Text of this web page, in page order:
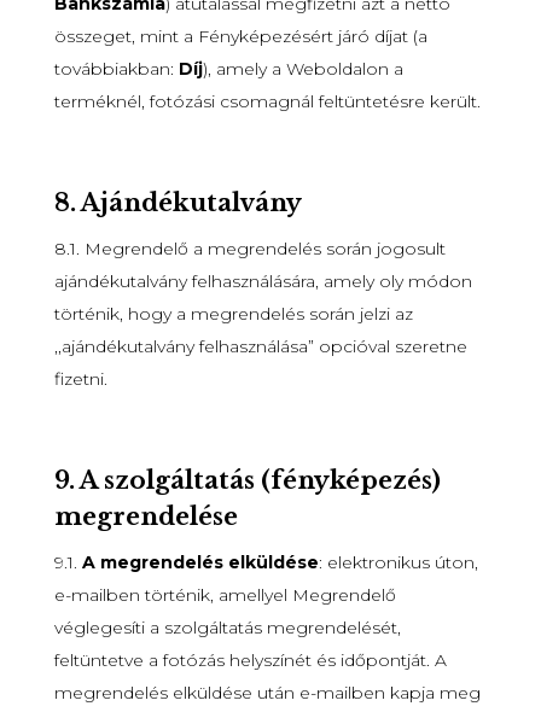
összeget, mint a Fényképezésért járó díjat (a
továbbiakban: Díj), amely a Weboldalon a
terméknél, fotózási csomagnál feltüntetésre került.
8.Ajándékutalvány
8.1. Megrendelő a megrendelés során jogosult
ajándékutalvány felhasználására, amely oly módon
történik, hogy a megrendelés során jelzi az
,,ajándékutalvány felhasználása” opcióval szeretne
fizetni.
9.A szolgáltatás (fényképezés)
megrendelése
9.1. A megrendelés elküldése: elektronikus úton,
e-mailben történik, amellyel Megrendelő
véglegesíti a szolgáltatás megrendelését,
feltüntetve a fotózás helyszínét és időpontját. A
megrendelés elküldése után e-mailben kapja meg